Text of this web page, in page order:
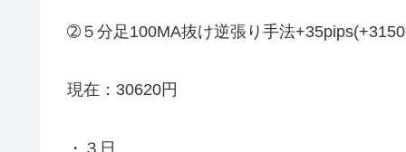
➁５分足100MA抜け逆張り手法+35pips(+3150
現在：30620円
・３日